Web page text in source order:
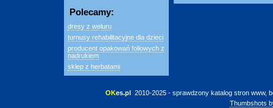
Polecamy:
dresy z weluru
turnusy rehabilitacyjne dla dzieci
producent opakowań foliowych z
nadrukiem
sklep z herbatami
OKes.pl 2010-2025 - sprawdzony katalog stron www,
Thumbshots